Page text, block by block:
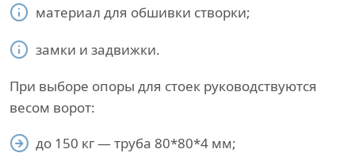
материал для обшивки створки;
замки и задвижки.
При выборе опоры для стоек руководствуются
весом ворот:
до 150 кг — труба 80*80*4 мм;